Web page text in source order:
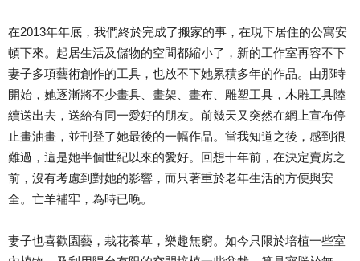
在2013年年底，我們終於完成了搬家的事，在現下居住的公寓安
頓下來。起居生活及儲物的空間都縮小了，新的工作室再容不下
妻子多項藝術創作的工具，也放不下她累積多年的作品。由那時
開始，她逐漸將不少畫具、畫架、畫布、雕塑工具，木雕工具陸
續送出去，送給有同一愛好的朋友。前幾天又突然在網上宣布停
止畫油畫，並刊登了她最後的一幅作品。當我知道之後，感到很
難過，這是她半個世紀以來的愛好。回想十年前，在決定賣房之
前，沒有考慮到對她的影響，而只著重於老年生活的方便與安
全。亡羊補牢，為時已晚。
妻子也喜歡園藝，栽花養草，樂趣無窮。如今只限於培植一些室